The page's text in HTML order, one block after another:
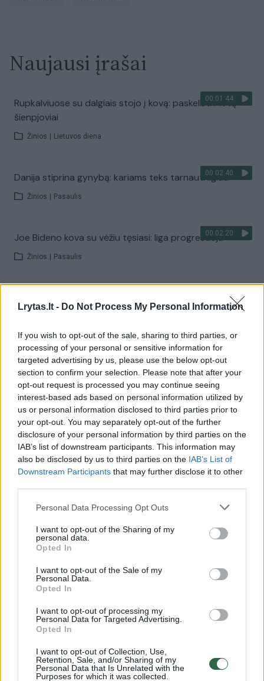
Lrytas.lt - Do Not Process My Personal Information
If you wish to opt-out of the sale, sharing to third parties, or
processing of your personal or sensitive information for
targeted advertising by us, please use the below opt-out
section to confirm your selection. Please note that after your
opt-out request is processed you may continue seeing
interest-based ads based on personal information utilized by
us or personal information disclosed to third parties prior to
your opt-out. You may separately opt-out of the further
disclosure of your personal information by third parties on the
IAB’s list of downstream participants. This information may
also be disclosed by us to third parties on the IAB’s List of
Downstream Participants that may further disclose it to other
Personal Data Processing Opt Outs
I want to opt-out of the Sharing of my
personal data.
Opted In
I want to opt-out of the Sale of my
Personal Data.
Opted In
I want to opt-out of processing my
Personal Data for Targeted Advertising.
Opted In
I want to opt-out of Collection, Use,
Retention, Sale, and/or Sharing of my
Personal Data that Is Unrelated with the
Purposes for which it was collected.
Naujausi įrašai
00:01:44
Rupkalviuose su dalgiais stojo į kovą: paskelbti Metų
šienpjoviai
Žinios Lietuvos diena
00:02:40
Danija stiprina gynybą: kariams teks tarnauti ilgiau
Žinios Pasaulis
00:02:20
Joe Bideno kova su vėžiu tęsiasi: liga progresuoja
Žinios Pasaulis
romantišką šokį
Pramogos
Visi įrašai
Žiūrimiausi įrašai
00:00:30
Vaizdai iš tragiškos avarijos Vilniaus r.: dviejų moterų ir
00:00:57
Savaitės vidurys nusimato karštas: temperatūra kils iki
Žinios | Orai
00:15:54
V. Zalužno pasisakymą laiko bandymu įsitvirtinti
Ukrainos politikoje: jis yra neteisus
Laidos | Nauja diena